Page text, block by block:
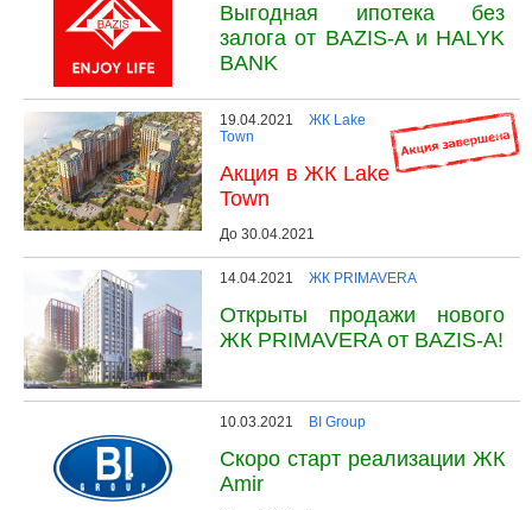
Выгодная ипотека без
залога от BAZIS-A и HALYK
BANK
19.04.2021
ЖК Lake
Town
Акция в ЖК Lake
Town
До 30.04.2021
14.04.2021 ЖК PRIMAVERA
Открыты продажи нового
ЖК PRIMAVERA от BAZIS-A!
10.03.2021 BI Group
Скоро старт реализации ЖК
Amir